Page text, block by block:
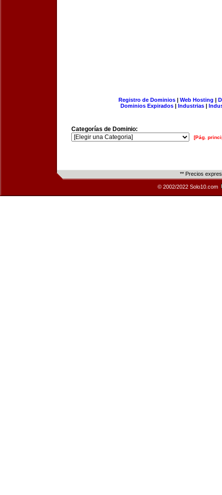
Registro de Dominios| Web Hosting |
Dominios Expirados | Industrias |
Categorías de Dominio:
[Pág.
** Precios
© 2002/2022 Solo10.com